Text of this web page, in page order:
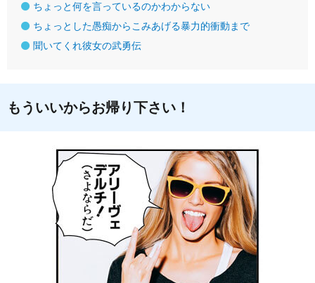
ちょっと何を言っているのかわからない
ちょっとした愚痴からこみあげる暴力的衝動まで
聞いてくれ彼女の武勇伝
もういいからお帰り下さい！